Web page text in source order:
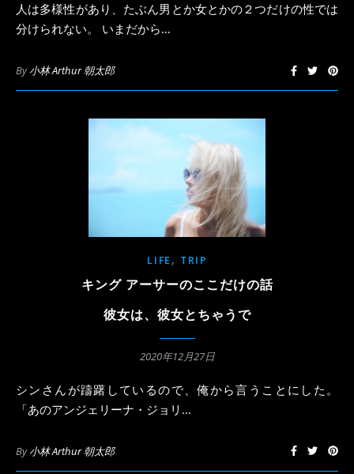
人は多様性があり、たぶん男とか女とかの２つだけの性では
分けられない。 いまだから…
By小林 Arthur 朝太郎
LIFE , TRIP
キング アーサーのここだけの話
彼女は、彼女とちゃうで
2020年12月27日
シンさんが躊躇しているので、俺から言うことにした。
「あのアンジェリーナ・ジョリ…
By小林 Arthur 朝太郎